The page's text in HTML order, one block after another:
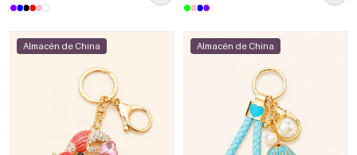
Almacén de China Almacén de China